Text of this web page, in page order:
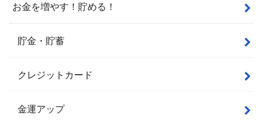
お金を増やす！貯める！
貯金・貯蓄
クレジットカード
金運アップ